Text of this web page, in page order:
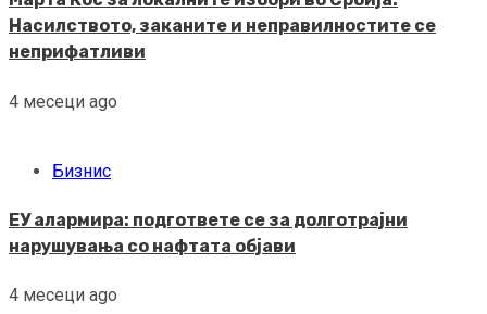
Насилството, заканите и неправилностите се
неприфатливи
4 месеци ago
Бизнис
ЕУ алармира: подгответе се за долготрајни
нарушувања со нафтата објави
4 месеци ago